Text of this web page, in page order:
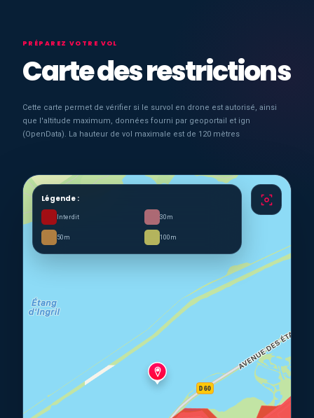
PRÉPAREZ VOTRE VOL
Carte des restrictions
Cette carte permet de vérifier si le survol en drone est autorisé, ainsi
que l'altitude maximum, données fourni par geoportail et ign
(OpenData). La hauteur de vol maximale est de 120 mètres
Légende :
Interdit 30m
50m 100m